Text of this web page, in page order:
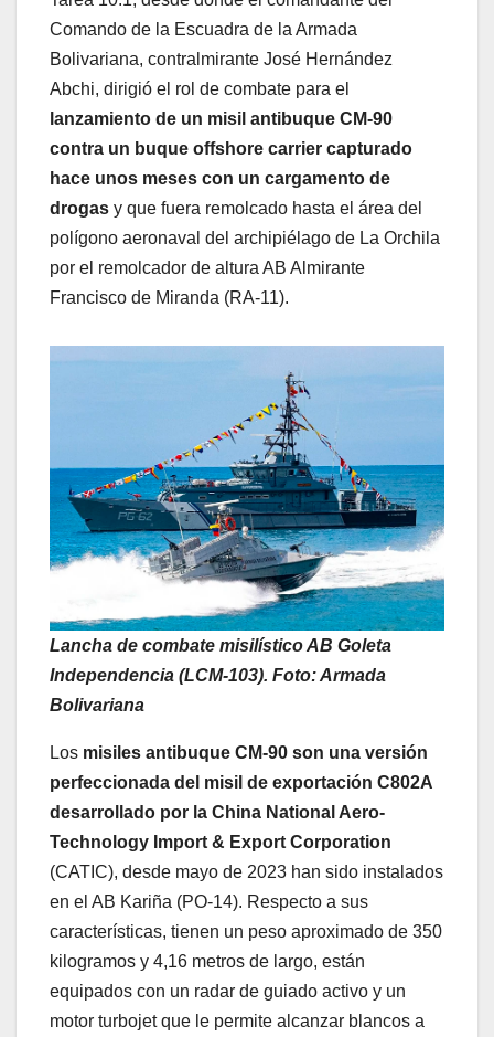
Comando de la Escuadra de la Armada
Bolivariana, contralmirante José Hernández
Abchi, dirigió el rol de combate para el
lanzamiento de un misil antibuque CM-90
contra un buque offshore carrier capturado
hace unos meses con un cargamento de
drogas y que fuera remolcado hasta el área del
polígono aeronaval del archipiélago de La Orchila
por el remolcador de altura AB Almirante
Francisco de Miranda (RA-11).
Lancha de combate misilístico AB Goleta
Independencia (LCM-103). Foto: Armada
Bolivariana
Los misiles antibuque CM-90 son una versión
perfeccionada del misil de exportación C802A
desarrollado por la China National Aero-
Technology Import & Export Corporation
(CATIC), desde mayo de 2023 han sido instalados
en el AB Kariña (PO-14). Respecto a sus
características, tienen un peso aproximado de 350
kilogramos y 4,16 metros de largo, están
equipados con un radar de guiado activo y un
motor turbojet que le permite alcanzar blancos a